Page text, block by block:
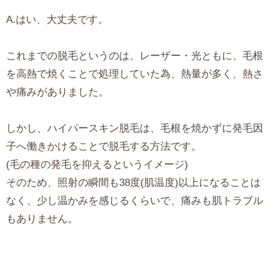
A.はい、大丈夫です。
これまでの脱毛というのは、レーザー・光ともに、毛根
を高熱で焼くことで処理していた為、熱量が多く、熱さ
や痛みがありました。
しかし、ハイパースキン脱毛は、毛根を焼かずに発毛因
子へ働きかけることで脱毛する方法です。
(毛の種の発毛を抑えるというイメージ)
そのため、照射の瞬間も38度(肌温度)以上になることは
なく、少し温かみを感じるくらいで、痛みも肌トラブル
もありません。